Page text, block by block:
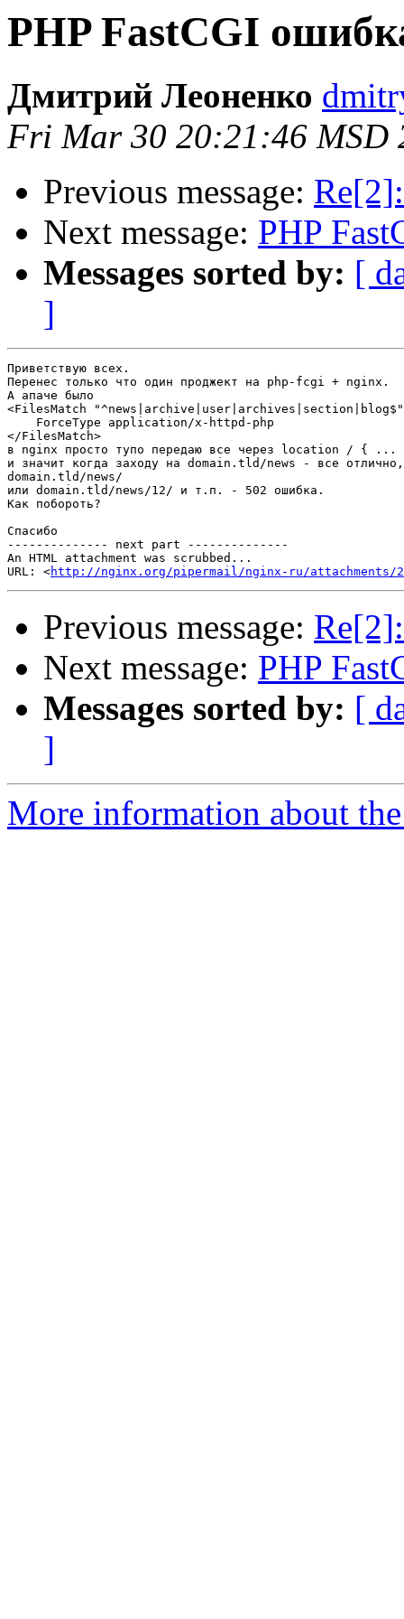
PHP FastCGI
Дмитрий Леоненко
Fri Mar 30 20:21:46 MSD
Previous message:
Next message: PHP
Messages sorted by: [
]
Приветствую всех.
Перенес только что один проджект на php-fcgi + nginx.
А апаче было
<FilesMatch
    ForceType application/x-httpd-php
</FilesMatch>
в nginx просто тупо передаю все через location / {
и значит когда заходу на domain.tld/news - все
domain.tld/news/
или domain.tld/news/12/ и т.п. - 502 ошибка.
Как побороть?
Спасибо
-------------- next part --------------
An HTML attachment was scrubbed...
URL: <http://nginx.org/pipermail/nginx-ru/attachments/
Previous message:
Next message: PHP
Messages sorted by: [
]
More information about